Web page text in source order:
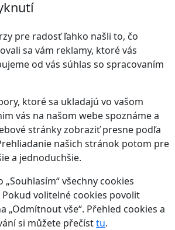
pre radosť ľahko našli to, čo
sa vám reklamy, ktoré vás
od vás súhlas so spracovaním
ktoré sa ukladajú vo vašom
vás na našom webe spoznáme a
stránky zobraziť presne podľa
našich stránok potom pre
a jednoduchšie.
všechny cookies
volitelné cookies povolit
„Odmítnout vše“. Přehled cookies a
si můžete přečísttu.